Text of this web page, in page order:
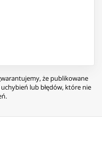
że publikowane
lub błędów, które nie